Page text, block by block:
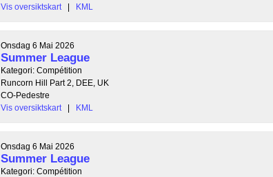
Vis oversiktskart
| KML
Onsdag 6 Mai 2026
Summer League
Kategori: Compétition
Runcorn Hill Part 2, DEE, UK
CO-Pedestre
Vis oversiktskart
| KML
Onsdag 6 Mai 2026
Summer League
Kategori: Compétition